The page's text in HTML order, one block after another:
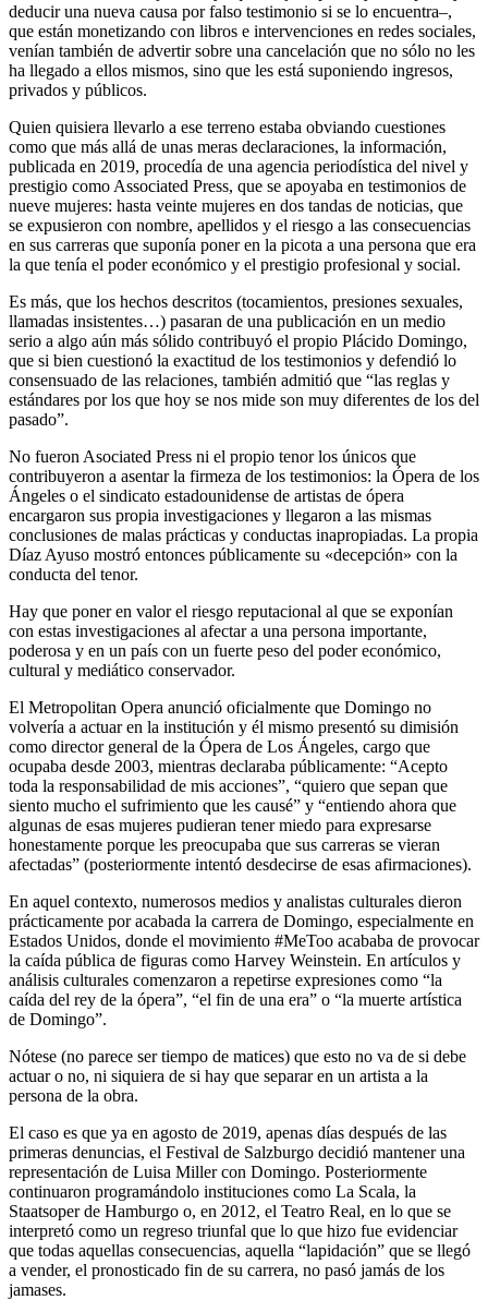
deducir una nueva causa por falso testimonio si se lo encuentra–,
que están monetizando con libros e intervenciones en redes sociales,
venían también de advertir sobre una cancelación que no sólo no les
ha llegado a ellos mismos, sino que les está suponiendo ingresos,
privados y públicos.
Quien quisiera llevarlo a ese terreno estaba obviando cuestiones
como que más allá de unas meras declaraciones, la información,
publicada en 2019, procedía de una agencia periodística del nivel y
prestigio como Associated Press, que se apoyaba en testimonios de
nueve mujeres: hasta veinte mujeres en dos tandas de noticias, que
se expusieron con nombre, apellidos y el riesgo a las consecuencias
en sus carreras que suponía poner en la picota a una persona que era
la que tenía el poder económico y el prestigio profesional y social.
Es más, que los hechos descritos (tocamientos, presiones sexuales,
llamadas insistentes…) pasaran de una publicación en un medio
serio a algo aún más sólido contribuyó el propio Plácido Domingo,
que si bien cuestionó la exactitud de los testimonios y defendió lo
consensuado de las relaciones, también admitió que “las reglas y
estándares por los que hoy se nos mide son muy diferentes de los del
pasado”.
No fueron Asociated Press ni el propio tenor los únicos que
contribuyeron a asentar la firmeza de los testimonios: la Ópera de los
Ángeles o el sindicato estadounidense de artistas de ópera
encargaron sus propia investigaciones y llegaron a las mismas
conclusiones de malas prácticas y conductas inapropiadas. La propia
Díaz Ayuso mostró entonces públicamente su «decepción» con la
conducta del tenor.
Hay que poner en valor el riesgo reputacional al que se exponían
con estas investigaciones al afectar a una persona importante,
poderosa y en un país con un fuerte peso del poder económico,
cultural y mediático conservador.
El Metropolitan Opera anunció oficialmente que Domingo no
volvería a actuar en la institución y él mismo presentó su dimisión
como director general de la Ópera de Los Ángeles, cargo que
ocupaba desde 2003, mientras declaraba públicamente: “Acepto
toda la responsabilidad de mis acciones”, “quiero que sepan que
siento mucho el sufrimiento que les causé” y “entiendo ahora que
algunas de esas mujeres pudieran tener miedo para expresarse
honestamente porque les preocupaba que sus carreras se vieran
afectadas” (posteriormente intentó desdecirse de esas afirmaciones).
En aquel contexto, numerosos medios y analistas culturales dieron
prácticamente por acabada la carrera de Domingo, especialmente en
Estados Unidos, donde el movimiento #MeToo acababa de provocar
la caída pública de figuras como Harvey Weinstein. En artículos y
análisis culturales comenzaron a repetirse expresiones como “la
caída del rey de la ópera”, “el fin de una era” o “la muerte artística
de Domingo”.
Nótese (no parece ser tiempo de matices) que esto no va de si debe
actuar o no, ni siquiera de si hay que separar en un artista a la
persona de la obra.
El caso es que ya en agosto de 2019, apenas días después de las
primeras denuncias, el Festival de Salzburgo decidió mantener una
representación de Luisa Miller con Domingo. Posteriormente
continuaron programándolo instituciones como La Scala, la
Staatsoper de Hamburgo o, en 2012, el Teatro Real, en lo que se
interpretó como un regreso triunfal que lo que hizo fue evidenciar
que todas aquellas consecuencias, aquella “lapidación” que se llegó
a vender, el pronosticado fin de su carrera, no pasó jamás de los
jamases.